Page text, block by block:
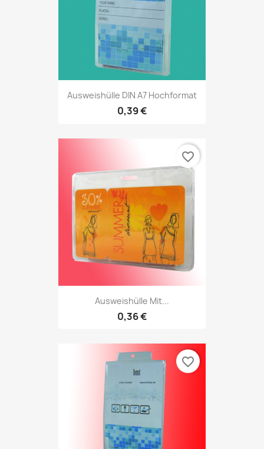
Ausweishülle DIN A7 Hochformat
0,39 €
Ausweishülle Mit...
0,36 €
favorite_border
favorite_border